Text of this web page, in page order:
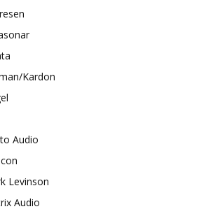
Kardon
Audio
Levinson
Audio